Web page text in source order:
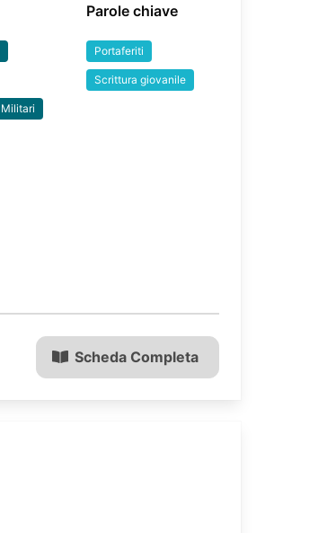
Militari
Parole chiave
Portaferiti
Scrittura giovanile
Scheda Completa